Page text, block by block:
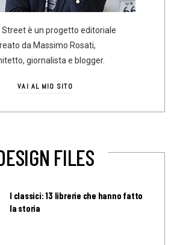
Street è un progetto editoriale
da Massimo Rosati,
giornalista e blogger.
VAI AL MIO SITO
FILES
I classici: 13 librerie che hanno fatto
la storia